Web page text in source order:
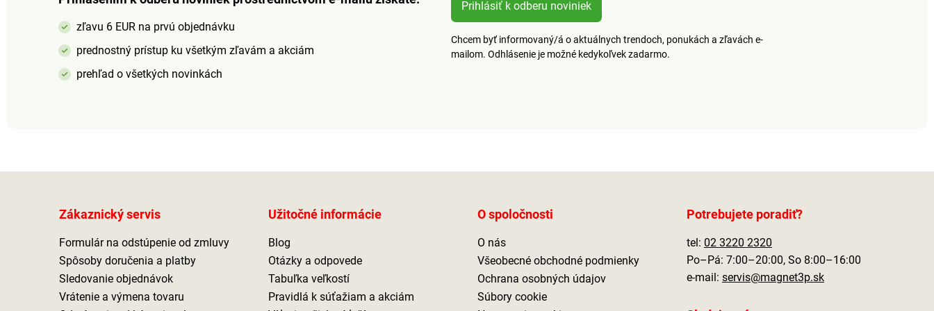
obliečkami na malé
vankúšiky, ktoré nájdete v
našej ponuke.
obliečkami na malé
našej ponuke.
obliečkami na malé
vankúšiky, ktoré nájdete v
obliečkami na malé
vankúšiky, ktoré nájdete v
zľavu 6 EUR na prvú objednávku
prednostný prístup ku všetkým zľavám a akciám
prehľad o všetkých novinkách
Prihlásiť k odberu noviniek
Chcem byť informovaný/á o aktuálnych trendoch, ponukách a zľavách e-
mailom. Odhlásenie je možné kedykoľvek zadarmo.
Zákaznický servis
Formulár na odstúpenie od zmluvy
Spôsoby doručenia a platby
Sledovanie objednávok
Vrátenie a výmena tovaru
Užitočné informácie
Blog
Otázky a odpovede
Tabuľka veľkostí
Pravidlá k súťažiam a akciám
O spoločnosti
O nás
Všeobecné obchodné podmienky
Ochrana osobných údajov
Súbory cookie
Potrebujete poradiť?
tel: 02 3220 2320
Po–Pá: 7:00–20:00, So 8:00–16:00
e-mail: servis@magnet3p.sk